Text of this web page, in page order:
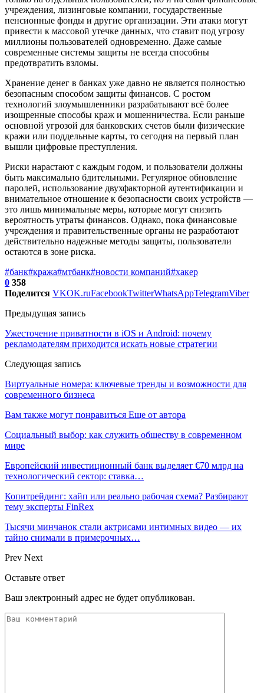
учреждения, лизинговые компании, государственные
пенсионные фонды и другие организации. Эти атаки могут
привести к массовой утечке данных, что ставит под угрозу
миллионы пользователей одновременно. Даже самые
современные системы защиты не всегда способны
предотвратить взломы.
Хранение денег в банках уже давно не является полностью
безопасным способом защиты финансов. С ростом
технологий злоумышленники разрабатывают всё более
изощренные способы краж и мошенничества. Если раньше
основной угрозой для банковских счетов были физические
кражи или поддельные карты, то сегодня на первый план
вышли цифровые преступления.
Риски нарастают с каждым годом, и пользователи должны
быть максимально бдительными. Регулярное обновление
паролей, использование двухфакторной аутентификации и
внимательное отношение к безопасности своих устройств —
это лишь минимальные меры, которые могут снизить
вероятность утраты финансов. Однако, пока финансовые
учреждения и правительственные органы не разработают
действительно надежные методы защиты, пользователи
остаются в зоне риска.
#банк#кража#мтбанк#новости компаний#хакер
0 358
Поделится VKOK.ruFacebookTwitterWhatsAppTelegramViber
Предыдущая запись
Ужесточение приватности в iOS и Android: почему
рекламодателям приходится искать новые стратегии
Следующая запись
Виртуальные номера: ключевые тренды и возможности для
современного бизнеса
Вам также могут понравиться Еще от автора
Социальный выбор: как служить обществу в современном
мире
Европейский инвестиционный банк выделяет €70 млрд на
технологический сектор: ставка…
Копитрейдинг: хайп или реально рабочая схема? Разбирают
тему эксперты FinRex
Тысячи минчанок стали актрисами интимных видео — их
тайно снимали в примерочных…
Prev Next
Оставьте ответ
Ваш электронный адрес не будет опубликован.